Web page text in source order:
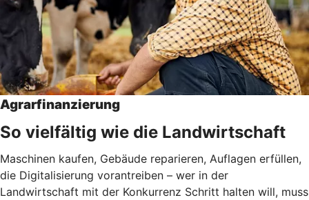
Agrarfinanzierung
So vielfältig wie die Landwirtschaft
Maschinen kaufen, Gebäude reparieren, Auflagen erfüllen,
die Digitalisierung vorantreiben – wer in der
Landwirtschaft mit der Konkurrenz Schritt halten will, muss